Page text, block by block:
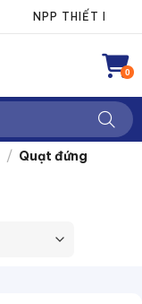
NPP THIẾT BỊ ĐIỆN
0
/ Quạt đứng